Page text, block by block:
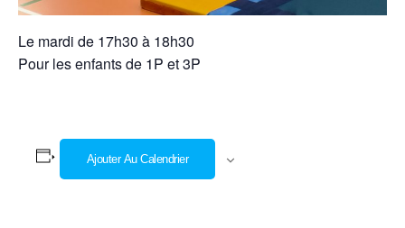
Le mardi de 17h30 à 18h30
Pour les enfants de 1P et 3P
Ajouter Au Calendrier